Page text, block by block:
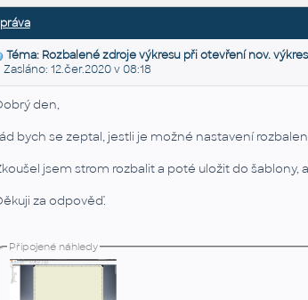
Téma: Rozbalené zdroje výkresu při otevření nov.
Zasláno: 12.čer.2020 v 08:18
den,
bych se zeptal, jestli je možné nastavení
jsem strom rozbalit a poté uložit do šablony,
za odpověď.
Připojené náhledy